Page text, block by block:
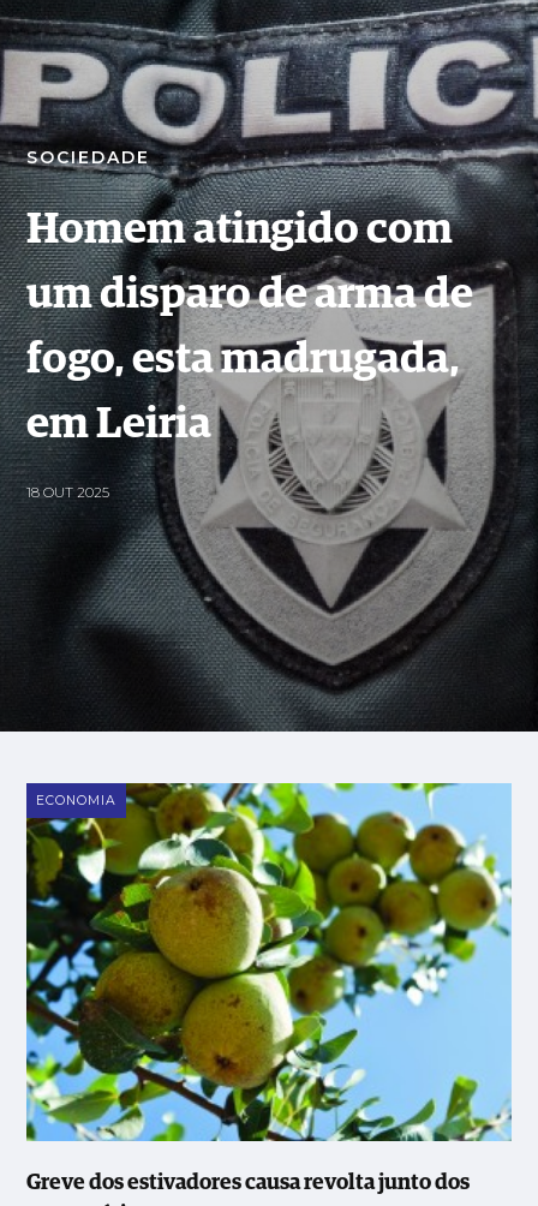
SOCIEDADE
Homem atingido com
um disparo de arma de
fogo, esta madrugada,
em Leiria
18 OUT 2025
ECONOMIA
Greve dos estivadores causa revolta junto dos